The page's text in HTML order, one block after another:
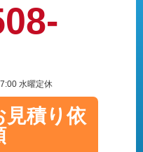
水曜定休
見積り依